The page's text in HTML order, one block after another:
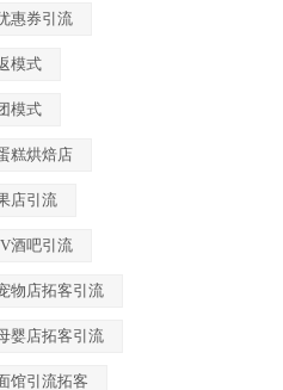
惠券引流
模式
模式
糕烘焙店
店引流
酒吧引流
物店拓客引流
婴店拓客引流
馆引流拓客